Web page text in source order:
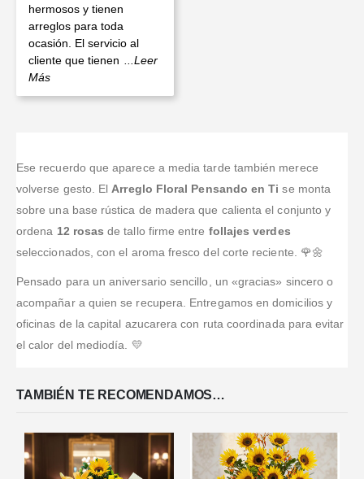
hermosos y tienen
arreglos para toda
ocasión. El servicio al
cliente que tienen ...Leer
Más
Ese recuerdo que aparece a media tarde también merece
volverse gesto. ElArreglo Floral Pensando en Ti se monta
sobre una base rústica de madera que calienta el conjunto y
ordena 12 rosas de tallo firme entre follajes verdes
seleccionados, con el aroma fresco del corte reciente. 🌹🌼
Pensado para un aniversario sencillo, un «gracias» sincero o
acompañar a quien se recupera. Entregamos en domicilios y
oficinas de la capital azucarera con ruta coordinada para evitar
el calor del mediodía. 💛
TAMBIÉN TE RECOMENDAMOS…